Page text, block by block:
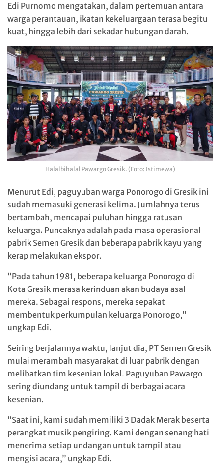
Edi Purnomo mengatakan, dalam pertemuan antara
warga perantauan, ikatan kekeluargaan terasa begitu
kuat, hingga lebih dari sekadar hubungan darah.
Halalbihalal Pawargo Gresik. (Foto: Istimewa)
Menurut Edi, paguyuban warga Ponorogo di Gresik ini
sudah memasuki generasi kelima. Jumlahnya terus
bertambah, mencapai puluhan hingga ratusan
keluarga. Puncaknya adalah pada masa operasional
pabrik Semen Gresik dan beberapa pabrik kayu yang
kerap melakukan ekspor.
“Pada tahun 1981, beberapa keluarga Ponorogo di
Kota Gresik merasa kerinduan akan budaya asal
mereka. Sebagai respons, mereka sepakat
membentuk perkumpulan keluarga Ponorogo,”
ungkap Edi.
Seiring berjalannya waktu, lanjut dia, PT Semen Gresik
mulai merambah masyarakat di luar pabrik dengan
melibatkan tim kesenian lokal. Paguyuban Pawargo
sering diundang untuk tampil di berbagai acara
kesenian.
“Saat ini, kami sudah memiliki 3 Dadak Merak beserta
perangkat musik pengiring. Kami dengan senang hati
menerima setiap undangan untuk tampil atau
mengisi acara,” ungkap Edi.